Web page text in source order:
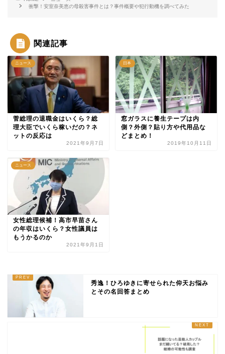
衝撃！安室奈美恵の母殺害事件とは？事件概要や犯行動機を調べてみた
関連記事
ニュース
菅総理の退職金はいくら？総
理大臣でいくら稼いだの？ネ
ットの反応は
2021年9月7日
日本
窓ガラスに養生テープは内
側？外側？貼り方や代用品な
どまとめ！
2019年10月11日
ニュース
女性総理候補！高市早苗さん
の年収はいくら？女性議員は
もうかるのか
2021年9月1日
秀逸！ひろゆきに寄せられた仰天お悩み
とその名回答まとめ